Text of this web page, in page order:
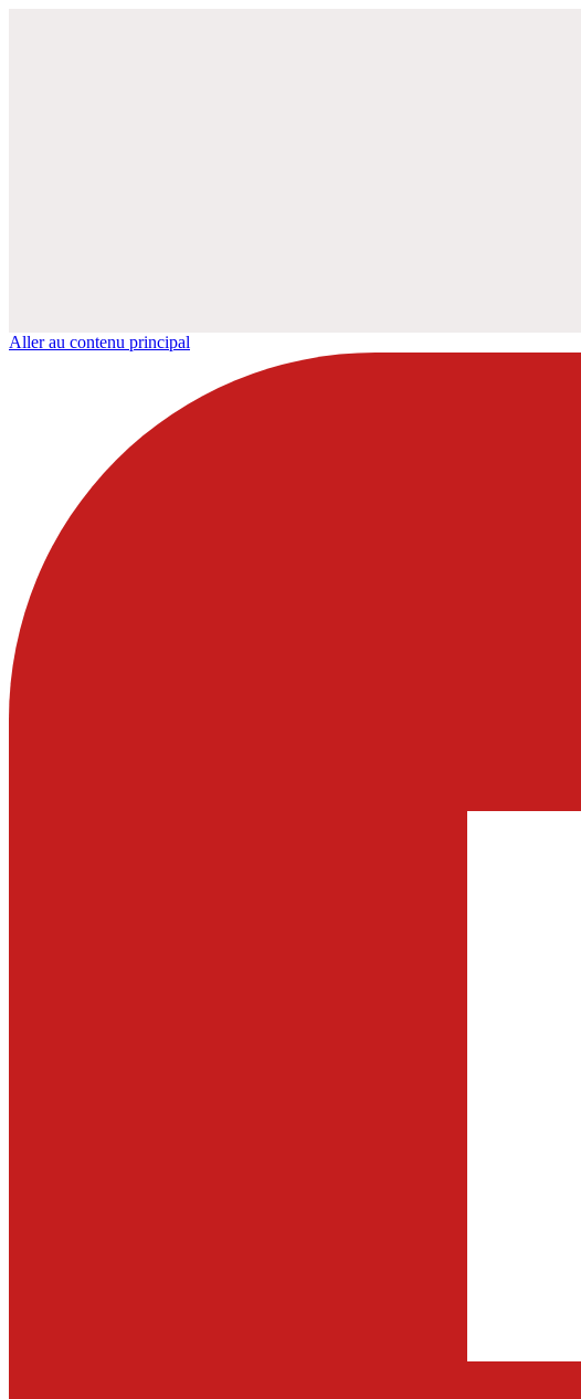
Aller au contenu principal